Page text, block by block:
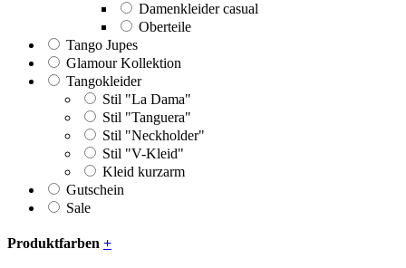
Damenkleider casual
Oberteile
Tango Jupes
Glamour Kollektion
Tangokleider
Stil "La Dama"
Stil "Tanguera"
Stil "Neckholder"
Stil "V-Kleid"
Kleid kurzarm
Gutschein
Sale
Produktfarben +